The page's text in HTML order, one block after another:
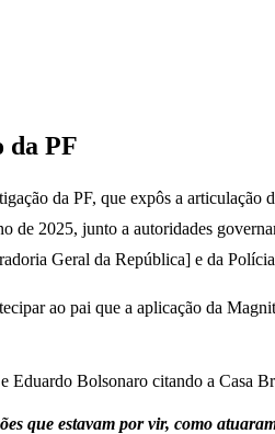
da PF
da PF, que expôs a
de 2025, junto a autoridades
Geral da República] e da
ao pai que a aplicação da
que estavam por vir, como